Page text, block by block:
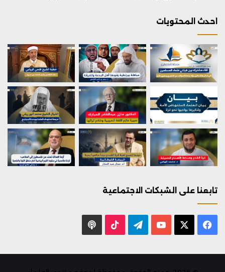
احدث المحتويات
تابعنا على الشبكات الاجتماعية
فيسبوك يوتيوب تيلقرام ‫TikTok